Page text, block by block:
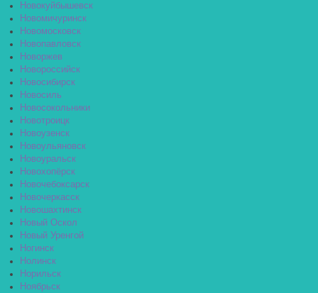
Новокуйбышевск
Новомичуринск
Новомосковск
Новопавловск
Новоржев
Новороссийск
Новосибирск
Новосиль
Новосокольники
Новотроицк
Новоузенск
Новоульяновск
Новоуральск
Новохопёрск
Новочебоксарск
Новочеркасск
Новошахтинск
Новый Оскол
Новый Уренгой
Ногинск
Нолинск
Норильск
Ноябрьск